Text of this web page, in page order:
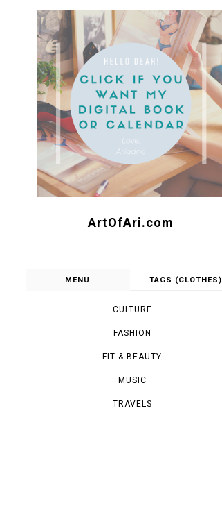
ArtOfAri.com
MENU TAGS (CLOTHES)
CULTURE
FASHION
FIT & BEAUTY
MUSIC
TRAVELS